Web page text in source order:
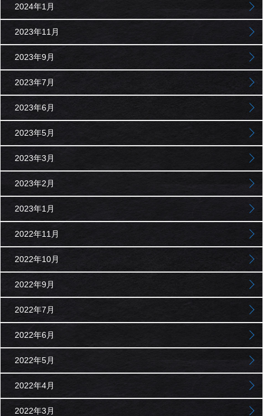
2024年1月
2023年11月
2023年9月
2023年7月
2023年6月
2023年5月
2023年3月
2023年2月
2023年1月
2022年11月
2022年10月
2022年9月
2022年7月
2022年6月
2022年5月
2022年4月
2022年3月